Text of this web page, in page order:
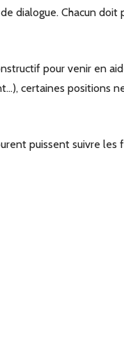
dialogue. Chacun
pour venir en
certaines positions
puissent suivre